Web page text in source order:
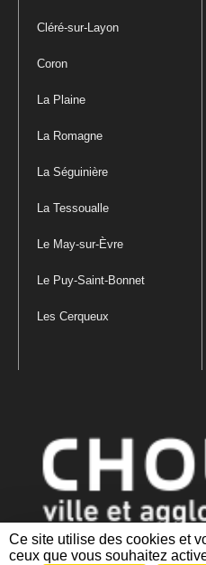
Ce site utilise des cookies et
ceux que vous souhaitez
Cléré-sur-Layon
Coron
La Plaine
La Romagne
La Séguinière
La Tessoualle
Le May-sur-Èvre
Le Puy-Saint-Bonnet
Les Cerqueux
Mentions légales|Politique de